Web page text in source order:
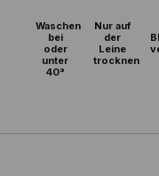
Waschen
bei
oder
unter
40°
Nur auf
der
Leine
trocknen